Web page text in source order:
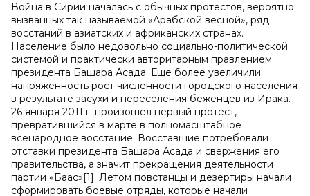
Война в Сирии началась с обычных протестов, вероятно
вызванных так называемой «Арабской весной», ряд
восстаний в азиатских и африканских странах.
Население было недовольно социально-политической
системой и практически авторитарным правлением
президента Башара Асада. Еще более увеличили
напряженность рост численности городского населения
в результате засухи и переселения беженцев из Ирака.
26 января 2011 г. произошел первый протест,
превратившийся в марте в полномасштабное
всенародное восстание. Восставшие потребовали
отставки президента Башара Асада и свержения его
правительства, а значит прекращения деятельности
партии «Баас»[1]. Летом повстанцы и дезертиры начали
сформировать боевые отряды, которые начали